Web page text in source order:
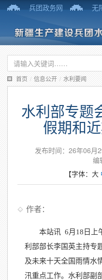
兵团政务网 无
首页 / 信息公开 / 水利要闻
水利部专题
假期和
发布时间：26年06月
编
【字体： 大
作者：
本站讯 6月18日上
利部部长李国英主持专
及未来十天全国雨情水
汛重点工作。水利部副